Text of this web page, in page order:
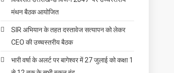
मंथन बैठक आयोजित
SIR अभियान के तहत दस्तावेज सत्यापन को लेकर
CEO की उच्चस्तरीय बैठक
भारी वर्षा के अलर्ट पर बागेश्वर में 27 जुलाई को कक्षा 1